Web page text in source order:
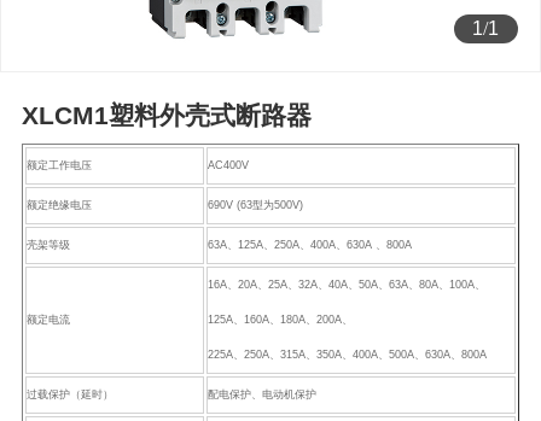
1/1
XLCM1塑料外壳式断路器
额定工作电压 AC400V
额定绝缘电压 690V (63型为500V)
壳架等级 63A、125A、250A、400A、630A 、800A
额定电流
16A、20A、25A、32A、40A、50A、63A、80A、100A、
125A、160A、180A、200A、
225A、250A、315A、350A、400A、500A、630A、800A
过载保护（延时） 配电保护、电动机保护